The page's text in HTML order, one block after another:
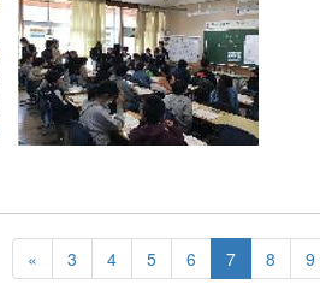
« 3 4 5 6 7 8 9